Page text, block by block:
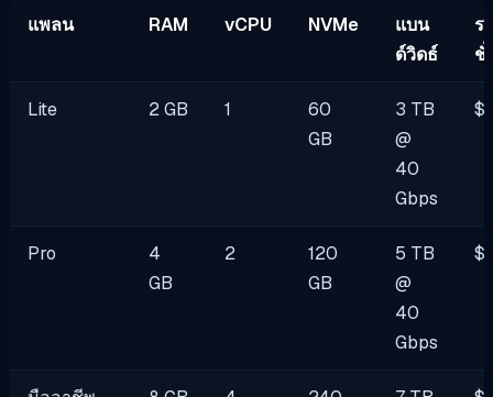
แพลน RAM vCPU NVMe
แบน
ด์วิดธ์
ร
ชั่
Lite 2 GB 1
60
GB
3 TB
@
40
Gbps
Pro
4
GB
2
120
GB
5 TB
@
40
Gbps